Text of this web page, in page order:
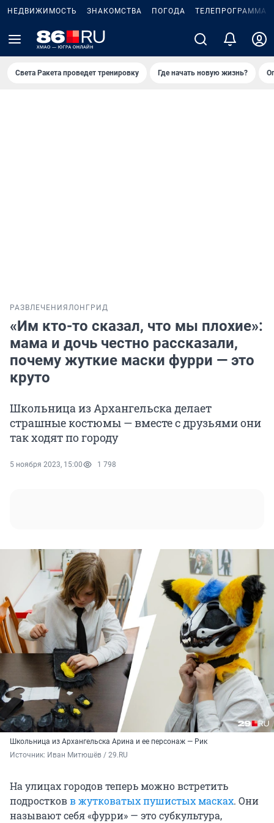
НЕДВИЖИМОСТЬ ЗНАКОМСТВА ПОГОДА ТЕЛЕПРОГРАММА
Света Ракета проведет тренировку Где начать новую жизнь?
РАЗВЛЕЧЕНИЯ ЛОНГРИД
«Им кто-то сказал, что мы плохие»:
мама и дочь честно рассказали,
почему жуткие маски фурри — это
круто
Школьница из Архангельска делает
страшные костюмы — вместе с друзьями они
так ходят по городу
5 ноября 2023, 15:00 1 798
Школьница из Архангельска Арина и ее персонаж — Рик
Источник: Иван Митюшёв / 29.RU
На улицах городов теперь можно встретить
подростковв жутковатых пушистых масках. Они
называют себя «фурри» — это субкультура,